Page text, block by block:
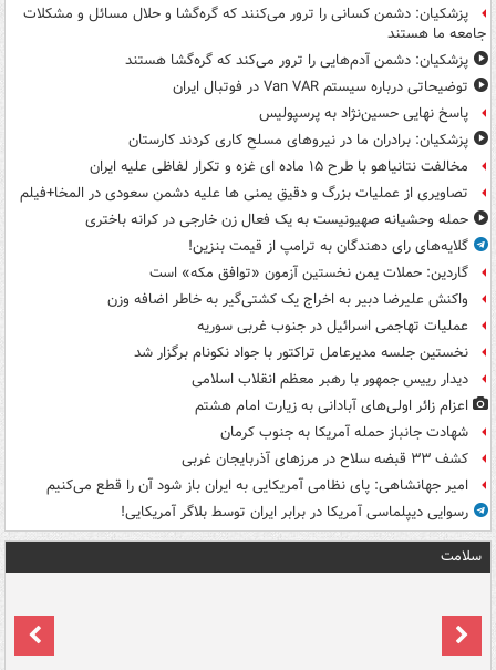
پزشکیان: دشمن کسانی را ترور می‌کنند که گره‌گشا و حلال مسائل و مشکلات
جامعه ما هستند
پزشکیان: دشمن آدم‌هایی را ترور می‌کند که گره‌گشا هستند
توضیحاتی درباره سیستم Van VAR در فوتبال ایران
پاسخ نهایی حسین‌نژاد به پرسپولیس
پزشکیان: برادران ما در نیروهای مسلح کاری کردند کارستان
مخالفت نتانیاهو با طرح ۱۵ ماده ای غزه و تکرار لفاظی علیه ایران
تصاویری از عملیات بزرگ و دقیق یمنی ها علیه دشمن سعودی در المخا+فیلم
حمله وحشیانه صهیونیست به یک فعال زن خارجی در کرانه باختری
گلایه‌های رای دهندگان به ترامپ از قیمت بنزین!
گاردین: حملات یمن نخستین آزمون «توافق مکه» است
واکنش علیرضا دبیر به اخراج یک کشتی‌گیر به خاطر اضافه وزن
عملیات تهاجمی اسرائیل در جنوب غربی سوریه
نخستین جلسه مدیرعامل تراکتور با جواد نکونام برگزار شد
دیدار رییس جمهور با رهبر معظم انقلاب اسلامی
اعزام زائر اولی‌های آبادانی به زیارت امام هشتم
شهادت جانباز حمله آمریکا به جنوب کرمان
کشف ۳۳ قبضه سلاح در مرزهای آذربایجان غربی
امیر جهانشاهی: پای نظامی آمریکایی به ایران باز شود آن را قطع می‌کنیم
رسوایی دیپلماسی آمریکا در برابر ایران توسط بلاگر آمریکایی!
سلامت